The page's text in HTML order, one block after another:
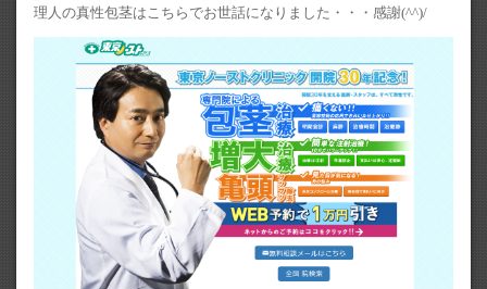
理人の真性包茎はこちらでお世話になりました・・・感謝(^^)/